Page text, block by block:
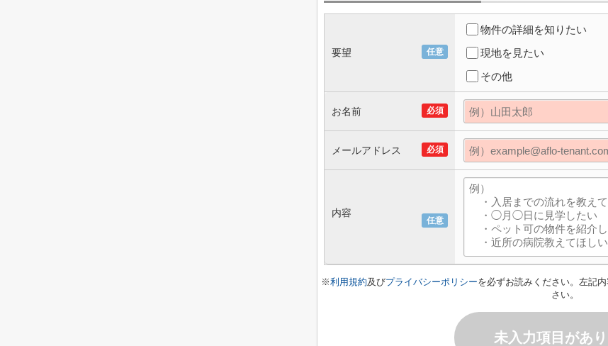
任意
要望
物件の詳細を知りたい
現地を見たい
その他
必須
お名前
必須
メールアドレス
任意
内容
※利用規約及びプライバシーポリシーを必ずお読みください。左記
さい。
未入力項目があ